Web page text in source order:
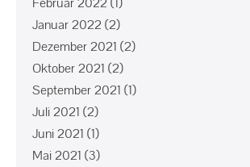
Januar 2022 (2)
Dezember 2021 (2)
Oktober 2021 (2)
September 2021 (1)
Juli 2021 (2)
Juni 2021 (1)
Mai 2021 (3)